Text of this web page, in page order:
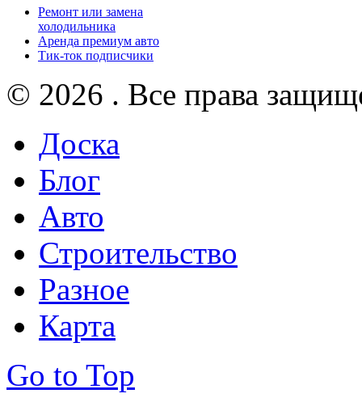
Ремонт или замена
холодильника
Аренда премиум авто
Тик-ток подписчики
© 2026 . Все права
Доска
Блог
Авто
Строительство
Разное
Карта
Go to Top